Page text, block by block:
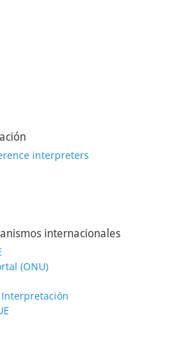
interpreters
internacionales
(ONU)
Interpretación